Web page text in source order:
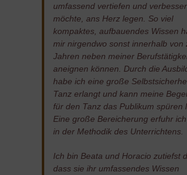
umfassend vertiefen und
möchte, ans Herz legen. So viel
kompaktes, aufbauendes Wissen
mir nirgendwo sonst innerhalb von
Jahren neben meiner
aneignen können. Durch die
habe ich eine große
Tanz erlangt und kann meine
für den Tanz das Publikum spüren
Eine große Bereicherung erfuhr
in der Methodik des Unterrichtens.
Ich bin Beata und Horacio zutiefst
dass sie ihr umfassendes Wissen